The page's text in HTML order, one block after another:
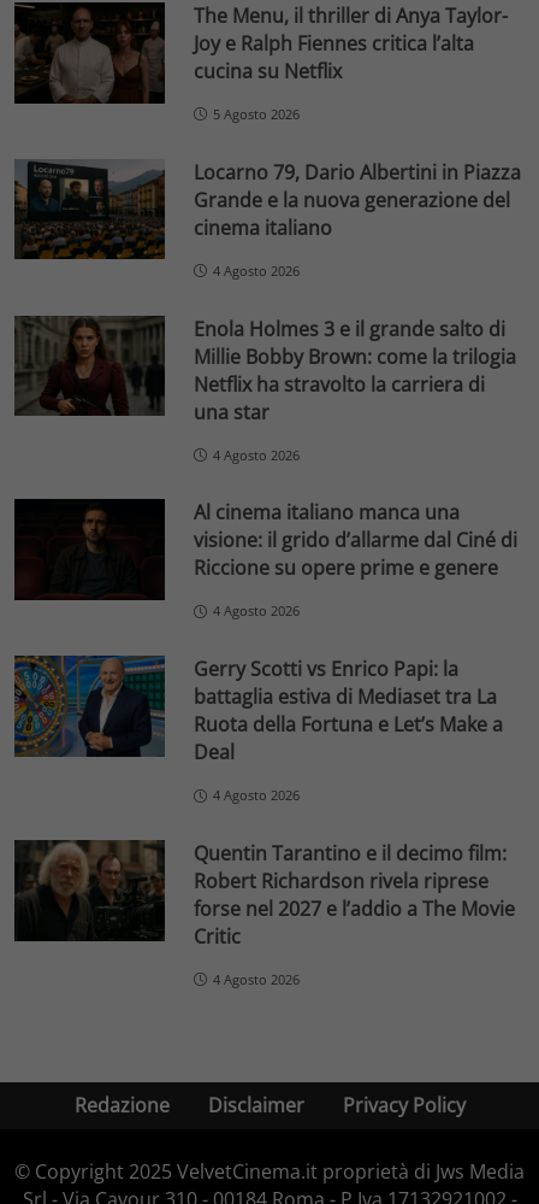
The Menu, il thriller di Anya Taylor-
Joy e Ralph Fiennes critica l’alta
cucina su Netflix
5 Agosto 2026
Locarno 79, Dario Albertini in Piazza
Grande e la nuova generazione del
cinema italiano
4 Agosto 2026
Enola Holmes 3 e il grande salto di
Millie Bobby Brown: come la trilogia
Netflix ha stravolto la carriera di
una star
4 Agosto 2026
Al cinema italiano manca una
visione: il grido d’allarme dal Ciné di
Riccione su opere prime e genere
4 Agosto 2026
Gerry Scotti vs Enrico Papi: la
battaglia estiva di Mediaset tra La
Ruota della Fortuna e Let’s Make a
Deal
4 Agosto 2026
Quentin Tarantino e il decimo film:
Robert Richardson rivela riprese
forse nel 2027 e l’addio a The Movie
Critic
4 Agosto 2026
Redazione Disclaimer Privacy Policy
© Copyright 2025 VelvetCinema.it proprietà di Jws Media